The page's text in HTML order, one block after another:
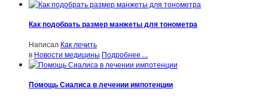
Как подобрать размер манжеты для тонометра
Написал Как лечить
в Новости медицины Подробнее ...
Помощь Сиалиса в лечении импотенции